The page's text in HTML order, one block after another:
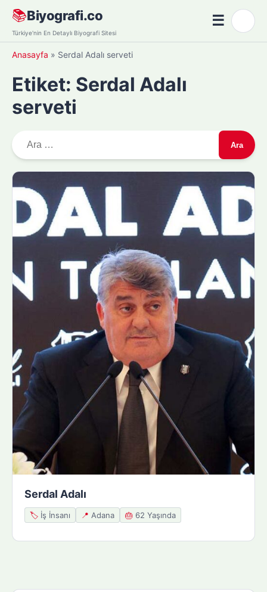
Skip
content
📚Biyografi.co
Türkiye'nin En Detaylı Biyografi Sitesi
☰Menü
Anasayfa » Serdal Adalı serveti
Etiket: Serdal Adalı
serveti
r
Serdal Adalı
🏷️ İş İnsanı 📍 Adana 🎂 62 Yaşında